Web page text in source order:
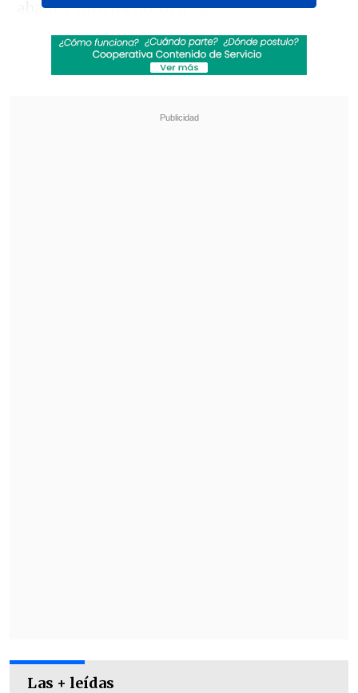
abajo y mucha bronca. 😰
📺 Mirá#Romaen el Plan Premium de
Disney Plus.
Las + leídas